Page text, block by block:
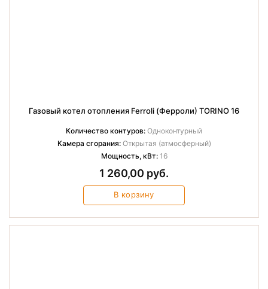
Газовый котел отопления Ferroli (Ферроли) TORINO 16
Количество контуров: Одноконтурный
Камера сгорания:Открытая (атмосферный)
Мощность, кВт:16
1 260,00 руб.
В корзину